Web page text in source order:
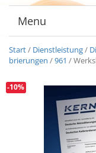
Menu
Start/ Dienstleistung/
brierungen /961 /
-10%